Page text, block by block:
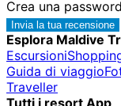
Crea una password
Invia la tua recensione
Esplora Maldive
Escursioni
Guida di viaggio
Traveller